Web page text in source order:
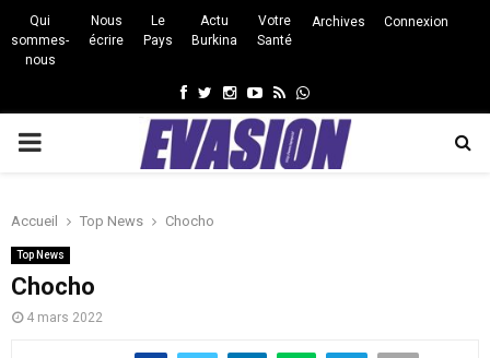
Qui
sommes-
nous
Nous
écrire
Le
Pays
Actu
Burkina
Votre
Santé
Archives Connexion
Facebook
Twitter
Instagram
Youtube
RssWhatsapp
PRIMARY
Accueil Top News Chocho
Top News
Chocho
4 mars 2022